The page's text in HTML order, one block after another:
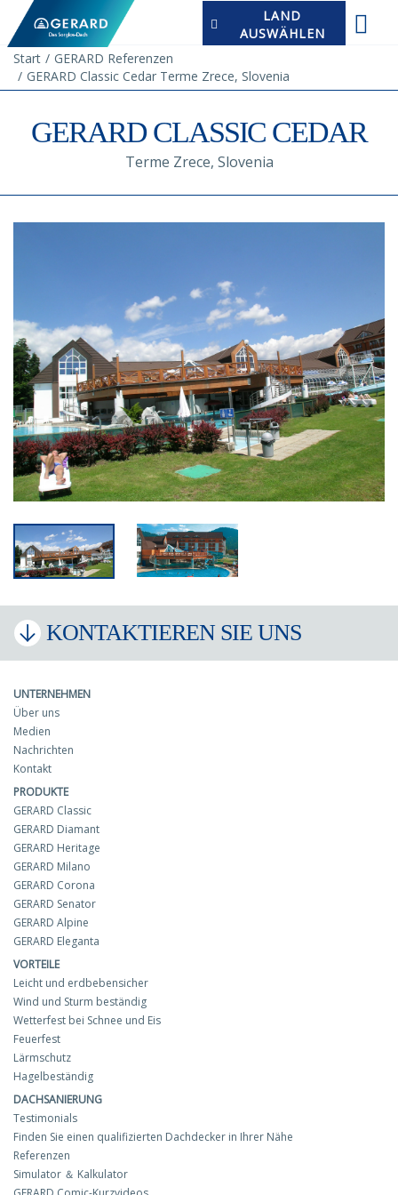
LAND
AUSWÄHLEN
Start
GERARD Referenzen
GERARD Classic Cedar Terme Zrece, Slovenia
GERARD CLASSIC CEDAR
Terme Zrece, Slovenia
KONTAKTIEREN SIE UNS
UNTERNEHMEN
Über uns
Medien
Nachrichten
Kontakt
PRODUKTE
GERARD Classic
GERARD Diamant
GERARD Heritage
GERARD Milano
GERARD Corona
GERARD Senator
GERARD Alpine
GERARD Eleganta
VORTEILE
Leicht und erdbebensicher
Wind und Sturm beständig
Wetterfest bei Schnee und Eis
Feuerfest
Lärmschutz
Hagelbeständig
DACHSANIERUNG
Testimonials
Finden Sie einen qualifizierten Dachdecker in Ihrer Nähe
Referenzen
Simulator ＆ Kalkulator